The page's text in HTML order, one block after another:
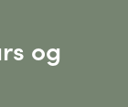
og